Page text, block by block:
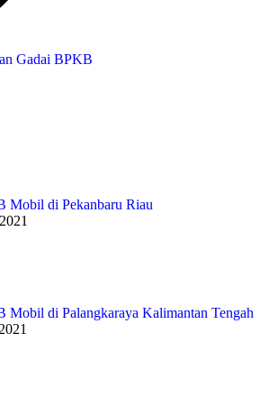
Gadai BPKB
Mobil di Pekanbaru Riau
Mobil di Palangkaraya Kalimantan Tengah